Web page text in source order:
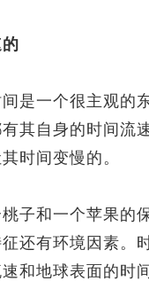
一个很主观的
其自身的时间流
时间变慢的。
和一个苹果的
还有环境因素。
和地球表面的时